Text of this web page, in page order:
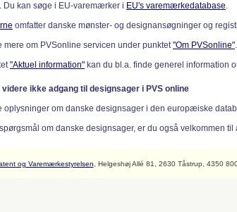
Du kan søge i EU-varemærker i EU's varemærkedatabase.
omfatter danske mønster- og designansøgninger og
mere om PVSonline servicen under punktet"Om PVSonline".
"Aktuel information" kan du bl.a. finde generel information
videre ikke adgang til designsager i PVS online
oplysninger om danske designsager i den europæiske
om danske designsager, er du også velkommen til
og Varemærkestyrelsen , Helgeshøj Allé 81, 2630 Tåstrup, 4350